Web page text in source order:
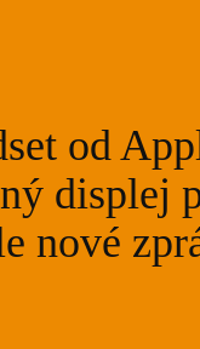
od
displej
nové